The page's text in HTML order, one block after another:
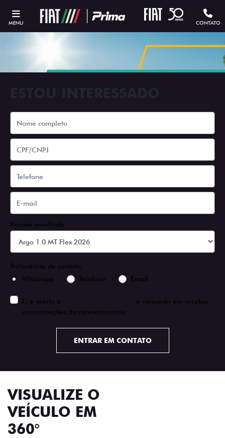
MENU CONTATO
Versão escolhida
Preferência de contato:
Whatsapp
Telefone Email
Li e aceito a
e concordo em receber
comunicações da concessionária.
ENTRAR EM CONTATO
VISUALIZE O
VEÍCULO EM
360°